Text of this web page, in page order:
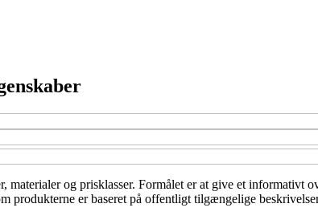
og prisklasser. Formålet er at give et informativt
produkterne er baseret på offentligt tilgængelige